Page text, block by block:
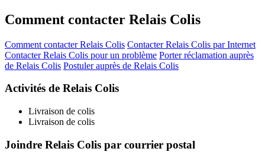
Comment contacter Relais Colis
Comment contacter Relais Colis Contacter Relais Colis par Internet
Contacter Relais Colis pour un problème Porter réclamation auprès
de Relais Colis Postuler auprès de Relais Colis
Activités de Relais Colis
Livraison de colis
Livraison de colis
Joindre Relais Colis par courrier postal